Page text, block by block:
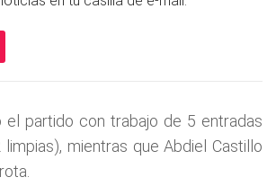
el partido con trabajo de 5 entradas
mientras que Abdiel Castillo